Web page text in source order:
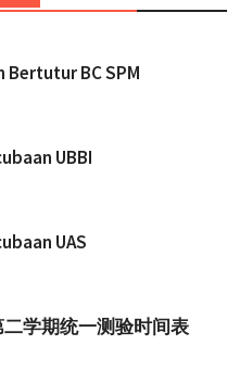
Bertutur BC SPM
UBBI
UAS
二学期统一测验时间表